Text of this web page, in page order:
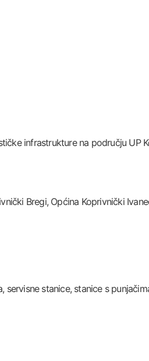
infrastrukture na području UP
Bregi, Općina Koprivnički
stanice, stanice s